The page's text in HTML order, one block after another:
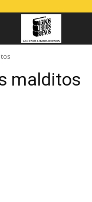
malditos